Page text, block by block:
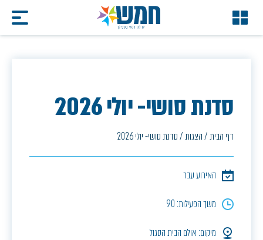
סדנת סושי- יולי 2026
דף הבית/הצגות/סדנת סושי- יולי 2026
האירוע עבר
משך הפעילות: 90
מיקום: אולם הבית הסגול